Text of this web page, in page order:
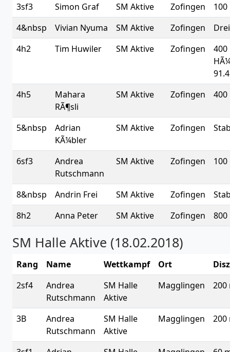
3sf3 Simon Graf SM Aktive Zofingen
100
4&nbsp
Vivian Nyuma SM Aktive Zofingen
Drei
4h2
Tim Huwiler SM Aktive Zofingen
400
91.4
4h5
Mahara
RÃ¶sli
SM Aktive Zofingen 400
5&nbsp
Adrian
KÃ¼bler
SM Aktive Zofingen
6sf3
Andrea
Rutschmann
SM Aktive Zofingen 100
8&nbsp Andrin Frei SM Aktive Zofingen
8h2
Anna Peter SM Aktive Zofingen 800
SM Halle Aktive (18.02.2018)
Rang Name Wettkampf Ort
2sf4
Andrea
Rutschmann
SM Halle
Aktive
Magglingen 200
3B
Andrea
Rutschmann
SM Halle
Aktive
Magglingen 200